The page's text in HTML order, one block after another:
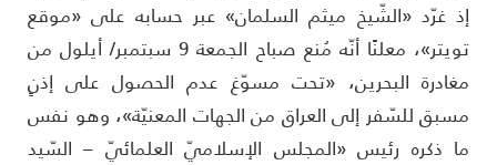
غرّد «الشّيخ ميثم السلمان» عبر حسابه على «موقع
تويتر»، معلنًا أنّه مُنع صباح الجمعة 9 سبتمبر/ أيلول من
البحرين، «تحت مسوّغ عدم الحصول على إذنٍ
للسّفر إلى العراق من الجهات المعنيّة»، وهو نفس
ذكره رئيس «المجلس الإسلاميّ العلمائيّ – السّيد